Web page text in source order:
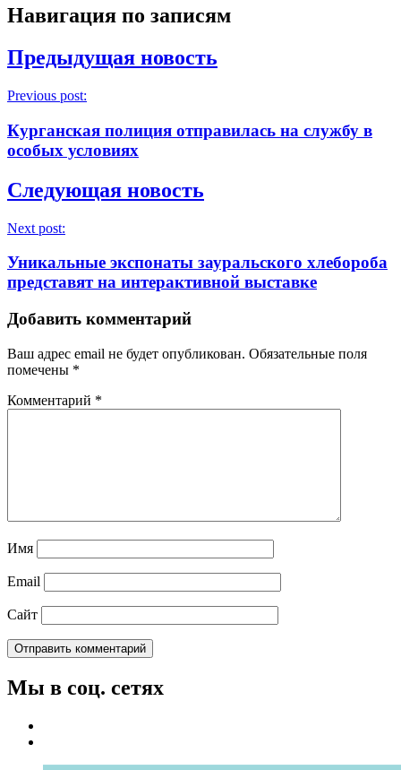
Навигация по записям
Предыдущая новость
Previous post:
Курганская полиция отправилась на службу в
особых условиях
Следующая новость
Next post:
Уникальные экспонаты зауральского хлебороба
представят на интерактивной выставке
Добавить комментарий
Ваш адрес email не будет опубликован. Обязательные поля
помечены *
Комментарий *
Имя
Email
Сайт
Мы в соц. сетях